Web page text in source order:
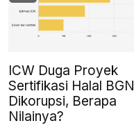
ICW Duga Proyek
Sertifikasi Halal BGN
Dikorupsi, Berapa
Nilainya?